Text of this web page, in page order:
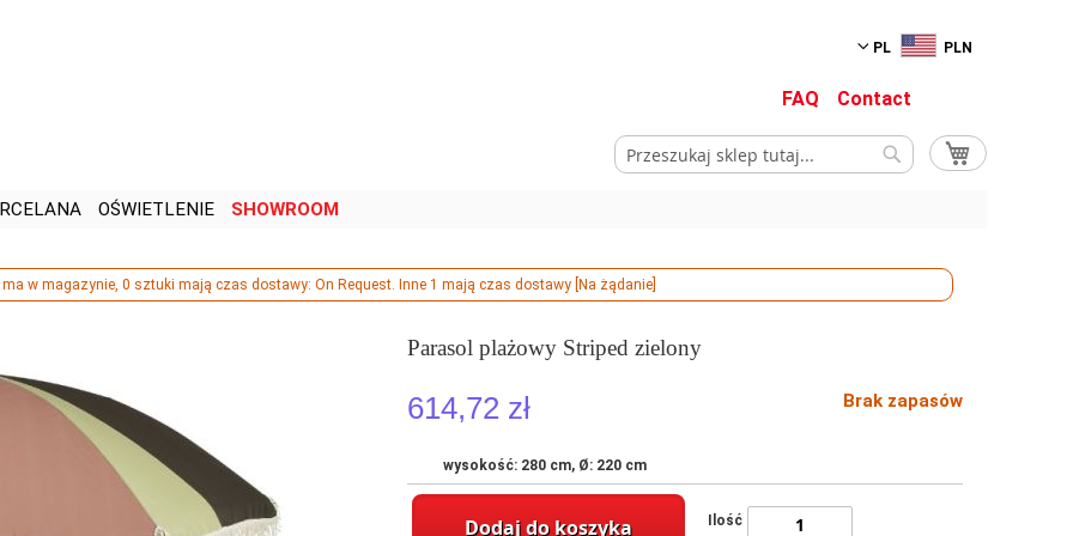
PL PLN
FAQ Contact
Mój koszyk
OŚWIETLENIE SHOWROOM
w magazynie, 0 sztuki mają czas dostawy: On Request. Inne 1 mają czas dostawy [Na żądanie]
Parasol plażowy Striped zielony
614,72 zł Brak zapasów
wysokość: 280 cm, Ø: 220 cm
Ilość
Dodaj do koszyka